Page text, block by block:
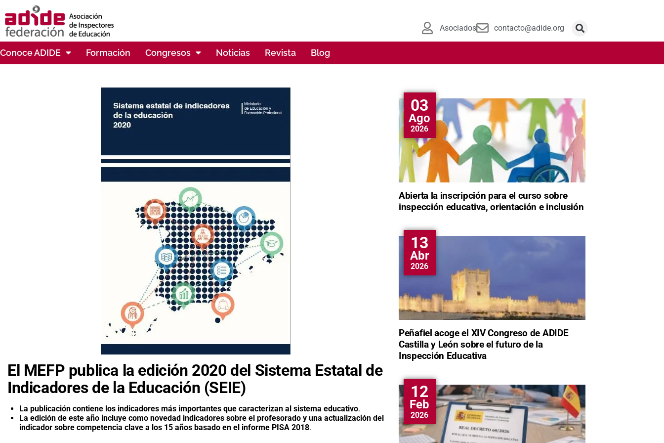
Asociados contacto@adide.org
Conoce ADIDE Formación Congresos Noticias Revista Blog
El MEFP publica la edición 2020 del Sistema Estatal de
Indicadores de la Educación (SEIE)
La publicación contiene los indicadores más importantes que caracterizan al sistema educativo.
La edición de este año incluye como novedad indicadores sobre el profesorado y una actualización del
indicador sobre competencia clave a los 15 años basado en el informe PISA 2018.
03
Ago
2026
Abierta la inscripción para el curso sobre
inspección educativa, orientación e inclusión
13
Abr
2026
Peñafiel acoge el XIV Congreso de ADIDE
Castilla y León sobre el futuro de la
Inspección Educativa
12
Feb
2026